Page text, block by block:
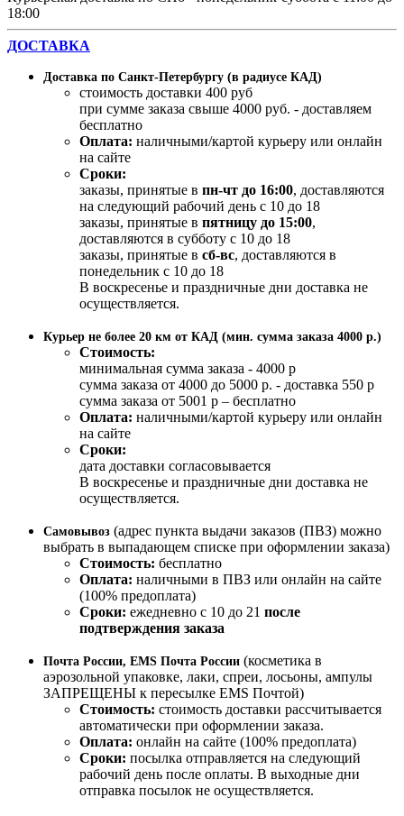
18:00
ДОСТАВКА
Доставка по Санкт-Петербургу (в радиусе КАД)
стоимость доставки 400 руб
при сумме заказа свыше 4000 руб. - доставляем
бесплатно
Оплата: наличными/картой курьеру или онлайн
на сайте
Сроки:
заказы, принятые в пн-чт до 16:00, доставляются
на следующий рабочий день с 10 до 18
заказы, принятые в пятницу до 15:00,
доставляются в субботу с 10 до 18
заказы, принятые в сб-вс, доставляются в
понедельник с 10 до 18
В воскресенье и праздничные дни доставка не
осуществляется.
Курьер не более 20 км от КАД (мин. сумма заказа 4000 р.)
Стоимость:
минимальная сумма заказа - 4000 р
сумма заказа от 4000 до 5000 р. - доставка 550 р
сумма заказа от 5001 р – бесплатно
Оплата: наличными/картой курьеру или онлайн
на сайте
Сроки:
дата доставки согласовывается
В воскресенье и праздничные дни доставка не
осуществляется.
Самовывоз (адрес пункта выдачи заказов (ПВЗ) можно
выбрать в выпадающем списке при оформлении заказа)
Стоимость: бесплатно
Оплата: наличными в ПВЗ или онлайн на сайте
(100% предоплата)
Сроки: ежедневно с 10 до 21 после
подтверждения заказа
Почта России, EMS Почта России (косметика в
аэрозольной упаковке, лаки, спреи, лосьоны, ампулы
ЗАПРЕЩЕНЫ к пересылке EMS Почтой)
Стоимость: стоимость доставки рассчитывается
автоматически при оформлении заказа.
Оплата: онлайн на сайте (100% предоплата)
Сроки: посылка отправляется на следующий
рабочий день после оплаты. В выходные дни
отправка посылок не осуществляется.